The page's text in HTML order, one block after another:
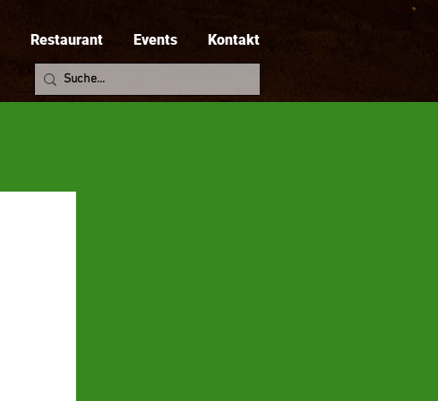
Restaurant Events Kontakt